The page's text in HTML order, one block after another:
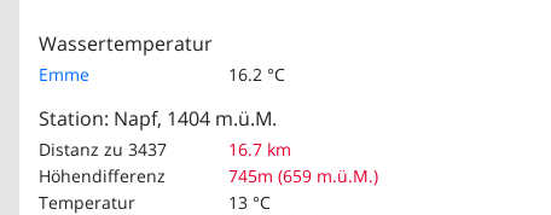
Wassertemperatur
Emme 16.2 °C
Station: Napf, 1404 m.ü.M.
Distanz zu 3437
16.7 km
Höhendifferenz
745m (659 m.ü.M.)
Temperatur
13 °C